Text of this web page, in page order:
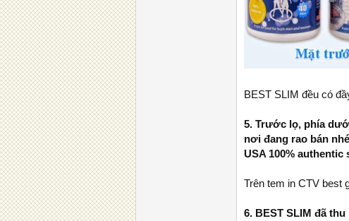
BEST SLIM đều có
5. Trước lọ, phía
nơi đang rao bán
USA 100% authentic
Trên tem in CTV best
6. BEST SLIM đã